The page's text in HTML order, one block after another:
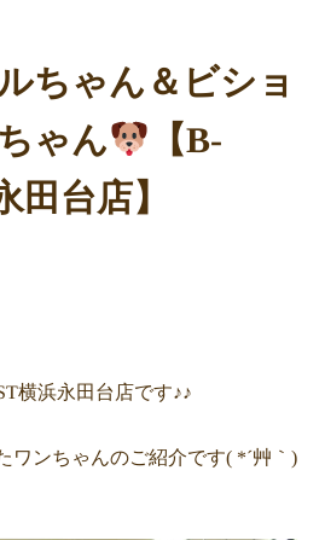
ちゃん＆ビショ
ゃん 【B-
田台店】
横浜永田台店です♪♪
ワンちゃんのご紹介です( *´艸｀)